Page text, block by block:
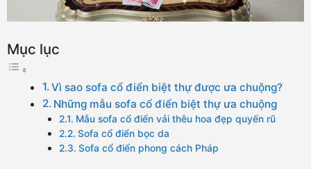
Mục lục
Vì sao sofa cổ điển biệt thự được ưa chuộng?
Những mẫu sofa cổ điển biệt thự ưa chuộng
Mẫu sofa cổ điển vải thêu hoa đẹp quyến rũ
Sofa cổ điển bọc da
Sofa cổ điển phong cách Pháp